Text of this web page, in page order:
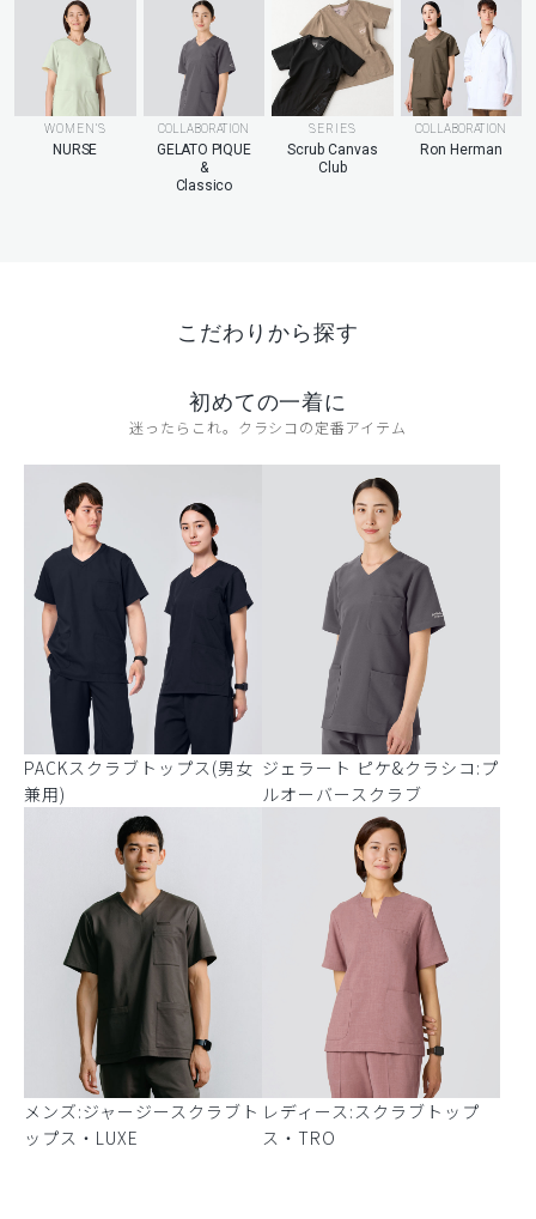
WOMEN’S
NURSE
COLLABORATION
GELATO PIQUE
&
Classico
SERIES
Scrub Canvas
Club
COLLABORATION
Ron Herman
こだわりから探す
初めての一着に
迷ったらこれ。クラシコの定番アイテム
PACKスクラブトップス(男女
兼用)
ジェラート ピケ&クラシコ:プ
ルオーバースクラブ
メンズ:ジャージースクラブト
ップス・LUXE
レディース:スクラブトップ
ス・TRO